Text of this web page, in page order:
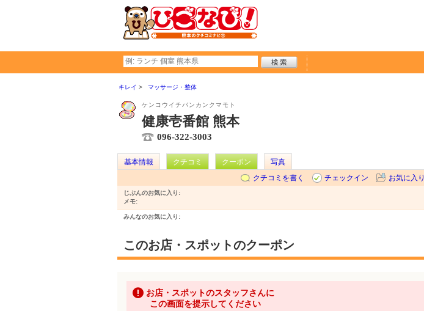
キレイ マッサージ・整体
ケンコウイチバンカンクマモト
健康壱番館 熊本
096-322-3003
基本情報 クチコミ クーポン
写真
クチコミを書く
チェックイン お気に入り
じぶんのお気に入り:
メモ:
みんなのお気に入り:
このお店・スポットのクーポン
お店・スポットのスタッフさんに
この画面を提示してください